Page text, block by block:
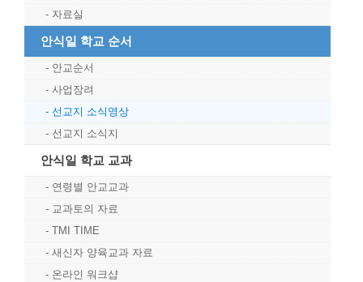
자료실
안식일 학교 순서
안교순서
사업장려
선교지 소식영상
선교지 소식지
안식일 학교 교과
연령별 안교교과
교과토의 자료
TMI TIME
새신자 양육교과 자료
온라인 워크샵